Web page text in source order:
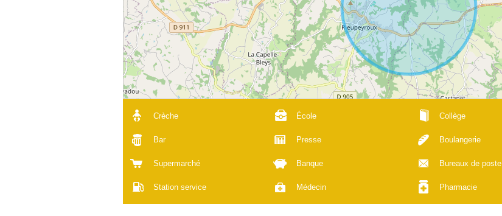
Crèche École Collège
Bar Presse Boulangerie
Supermarché Banque Bureaux de poste
Station service Médecin Pharmacie